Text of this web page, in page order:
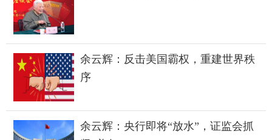
余云辉：反击美国霸权，重建世界秩
序
余云辉：央行即将“放水”，证监会抓